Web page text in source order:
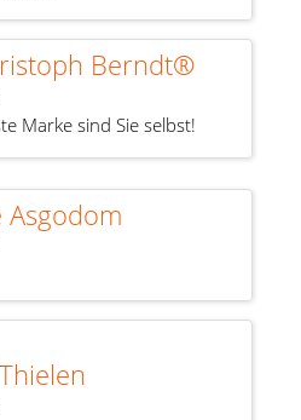
Berndt®
Marke sind Sie selbst!
Asgodom